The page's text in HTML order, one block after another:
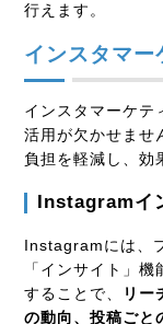
行えます。
インスタマー
インスタマーケテ
活用が欠かせませ
負担を軽減し、効
Instagramイ
Instagramには、
「インサイト」
することで、
リー
の動向、投稿ごと